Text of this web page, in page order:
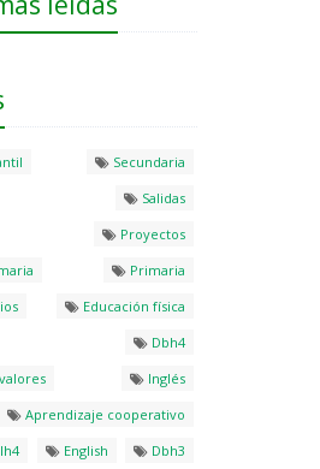
Secundaria
Salidas
Proyectos
Primaria
Educación física
Dbh4
Inglés
Aprendizaje cooperativo
English
Dbh3